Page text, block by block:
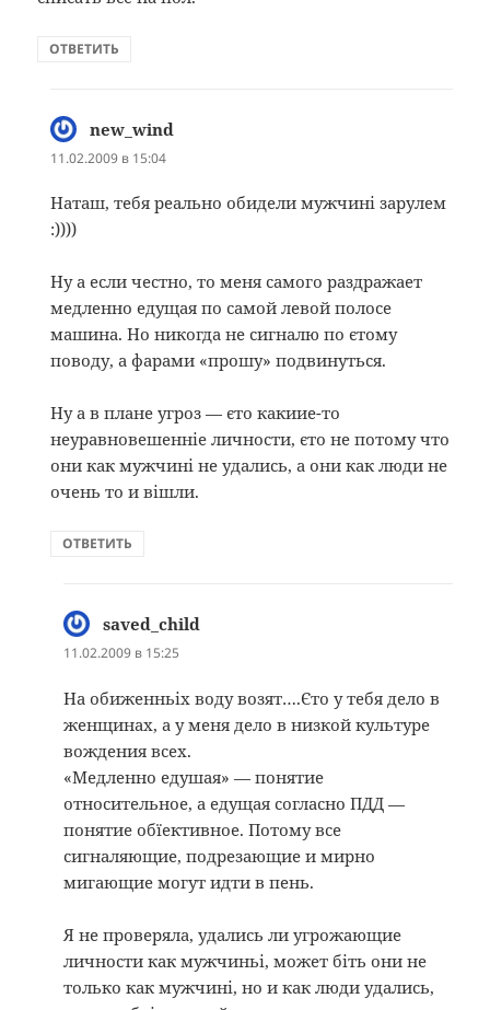
ОТВЕТИТЬ
new_wind
11.02.2009 в 15:04
Наташ, тебя реально обидели мужчині зарулем
:))))
Ну а если честно, то меня самого раздражает
медленно едущая по самой левой полосе
машина. Но никогда не сигналю по єтому
поводу, а фарами «прошу» подвинуться.
Ну а в плане угроз — єто какиие-то
неуравновешенніе личности, єто не потому что
они как мужчині не удались, а они как люди не
очень то и вішли.
ОТВЕТИТЬ
saved_child
11.02.2009 в 15:25
На обиженньіх воду возят….Єто у тебя дело в
женщинах, а у меня дело в низкой культуре
вождения всех.
«Медленно едушая» — понятие
относительное, а едущая согласно ПДД —
понятие обїективное. Потому все
сигналяющие, подрезающие и мирно
мигающие могут идти в пень.
Я не проверяла, удались ли угрожающие
личности как мужчиньі, может біть они не
только как мужчині, но и как люди удались,